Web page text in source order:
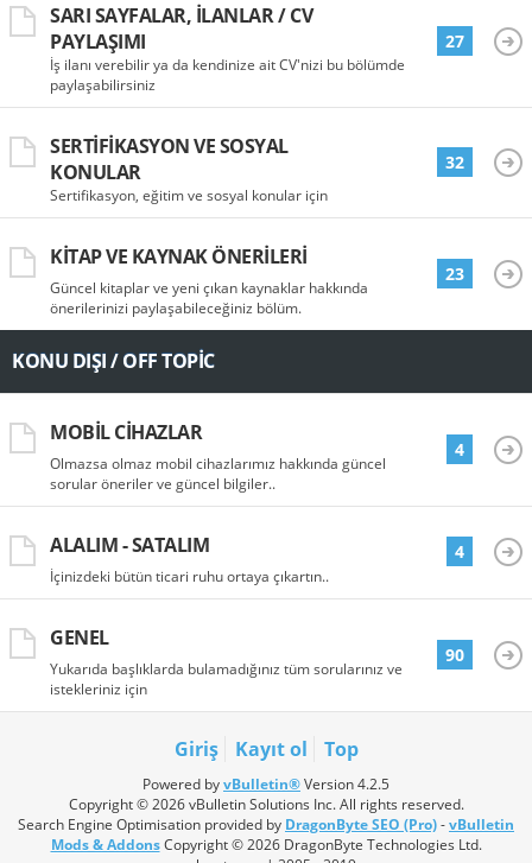
SARI SAYFALAR, İLANLAR / CV
PAYLAŞIMI
İş ilanı verebilir ya da kendinize ait CV'nizi bu bölümde
paylaşabilirsiniz
27
SERTIFIKASYON VE SOSYAL
KONULAR
Sertifikasyon, eğitim ve sosyal konular için
32
KITAP VE KAYNAK ÖNERILERI
Güncel kitaplar ve yeni çıkan kaynaklar hakkında
önerilerinizi paylaşabileceğiniz bölüm.
23
KONU DIŞI / OFF TOPIC
MOBIL CIHAZLAR
Olmazsa olmaz mobil cihazlarımız hakkında güncel
sorular öneriler ve güncel bilgiler..
4
ALALIM - SATALIM
İçinizdeki bütün ticari ruhu ortaya çıkartın..
4
GENEL
Yukarıda başlıklarda bulamadığınız tüm sorularınız ve
istekleriniz için
90
Giriş Kayıt ol Top
Powered byvBulletin®Version 4.2.5
Copyright © 2026 vBulletin Solutions Inc. All rights reserved.
Search Engine Optimisation provided by DragonByte SEO (Pro)-vBulletin
Mods & AddonsCopyright © 2026 DragonByte Technologies Ltd.